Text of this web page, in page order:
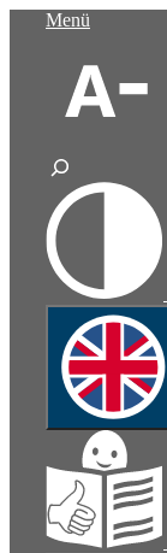
Menü